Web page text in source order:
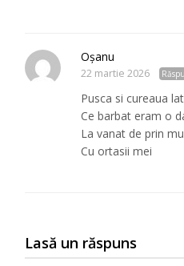
Oșanu
22 martie 2026
Pusca si cureaua
Ce barbat eram o
La vanat de prin
Cu ortasii mei
Lasă un răspuns